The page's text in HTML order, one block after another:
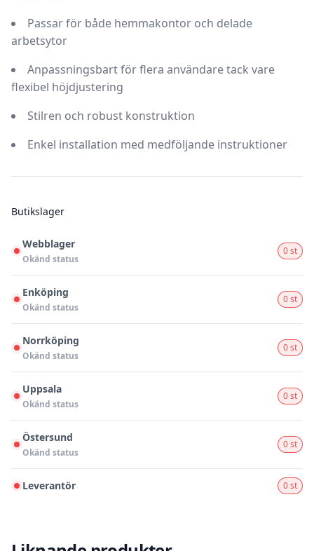
Passar för både hemmakontor och delade
arbetsytor
Anpassningsbart för flera användare tack vare
flexibel höjdjustering
Stilren och robust konstruktion
Enkel installation med medföljande instruktioner
Butikslager
Webblager
Okänd status
0 st
Enköping
Okänd status
0 st
Norrköping
Okänd status
0 st
Uppsala
Okänd status
0 st
Östersund
Okänd status
0 st
Leverantör 0 st